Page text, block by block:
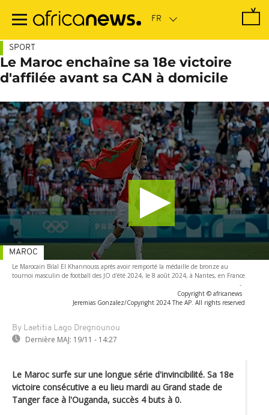
contenu
SPORT
Le Maroc enchaîne sa 18e victoire
d'affilée avant sa CAN à domicile
Le Marocain Bilal El Khannouss après avoir remporté la médaille de bronze au
tournoi masculin de football des JO d'été 2024, le 8 août 2024, à Nantes, en France
-
Copyright © africanews
Jeremias Gonzalez/Copyright 2024 The AP. All rights reserved
By Laetitia Lago Dregnounou
Dernière MAJ: 19/11 - 14:27
MAROC
Le Maroc surfe sur une longue série d'invincibilité. Sa 18e
victoire consécutive a eu lieu mardi au Grand stade de
Tanger face à l'Ouganda, succès 4 buts à 0.